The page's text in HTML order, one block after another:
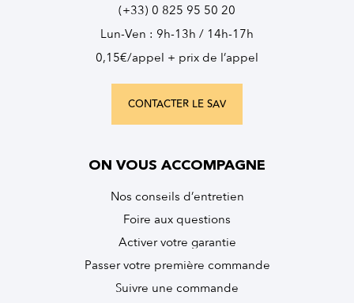
(+33) 0 825 95 50 20
Lun-Ven : 9h-13h / 14h-17h
0,15€/appel + prix de l’appel
CONTACTER LE SAV
ON VOUS ACCOMPAGNE
Nos conseils d’entretien
Foire aux questions
Activer votre garantie
Passer votre première commande
Suivre une commande